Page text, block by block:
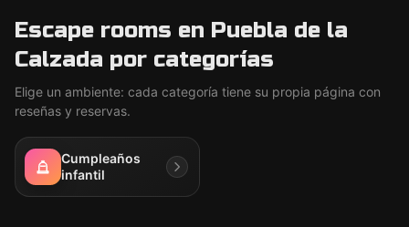
Escape rooms en Puebla de la
Calzada por categorías
Elige un ambiente: cada categoría tiene su propia página con
reseñas y reservas.
Cumpleaños
infantil